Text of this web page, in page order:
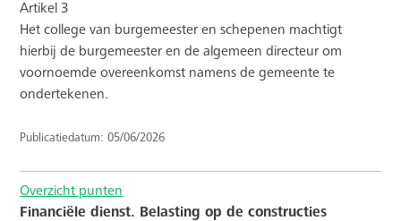
Artikel 3
Het college van burgemeester en schepenen machtigt
hierbij de burgemeester en de algemeen directeur om
voornoemde overeenkomst namens de gemeente te
ondertekenen.
Publicatiedatum: 05/06/2026
Overzicht punten
Financiële dienst. Belasting op de constructies